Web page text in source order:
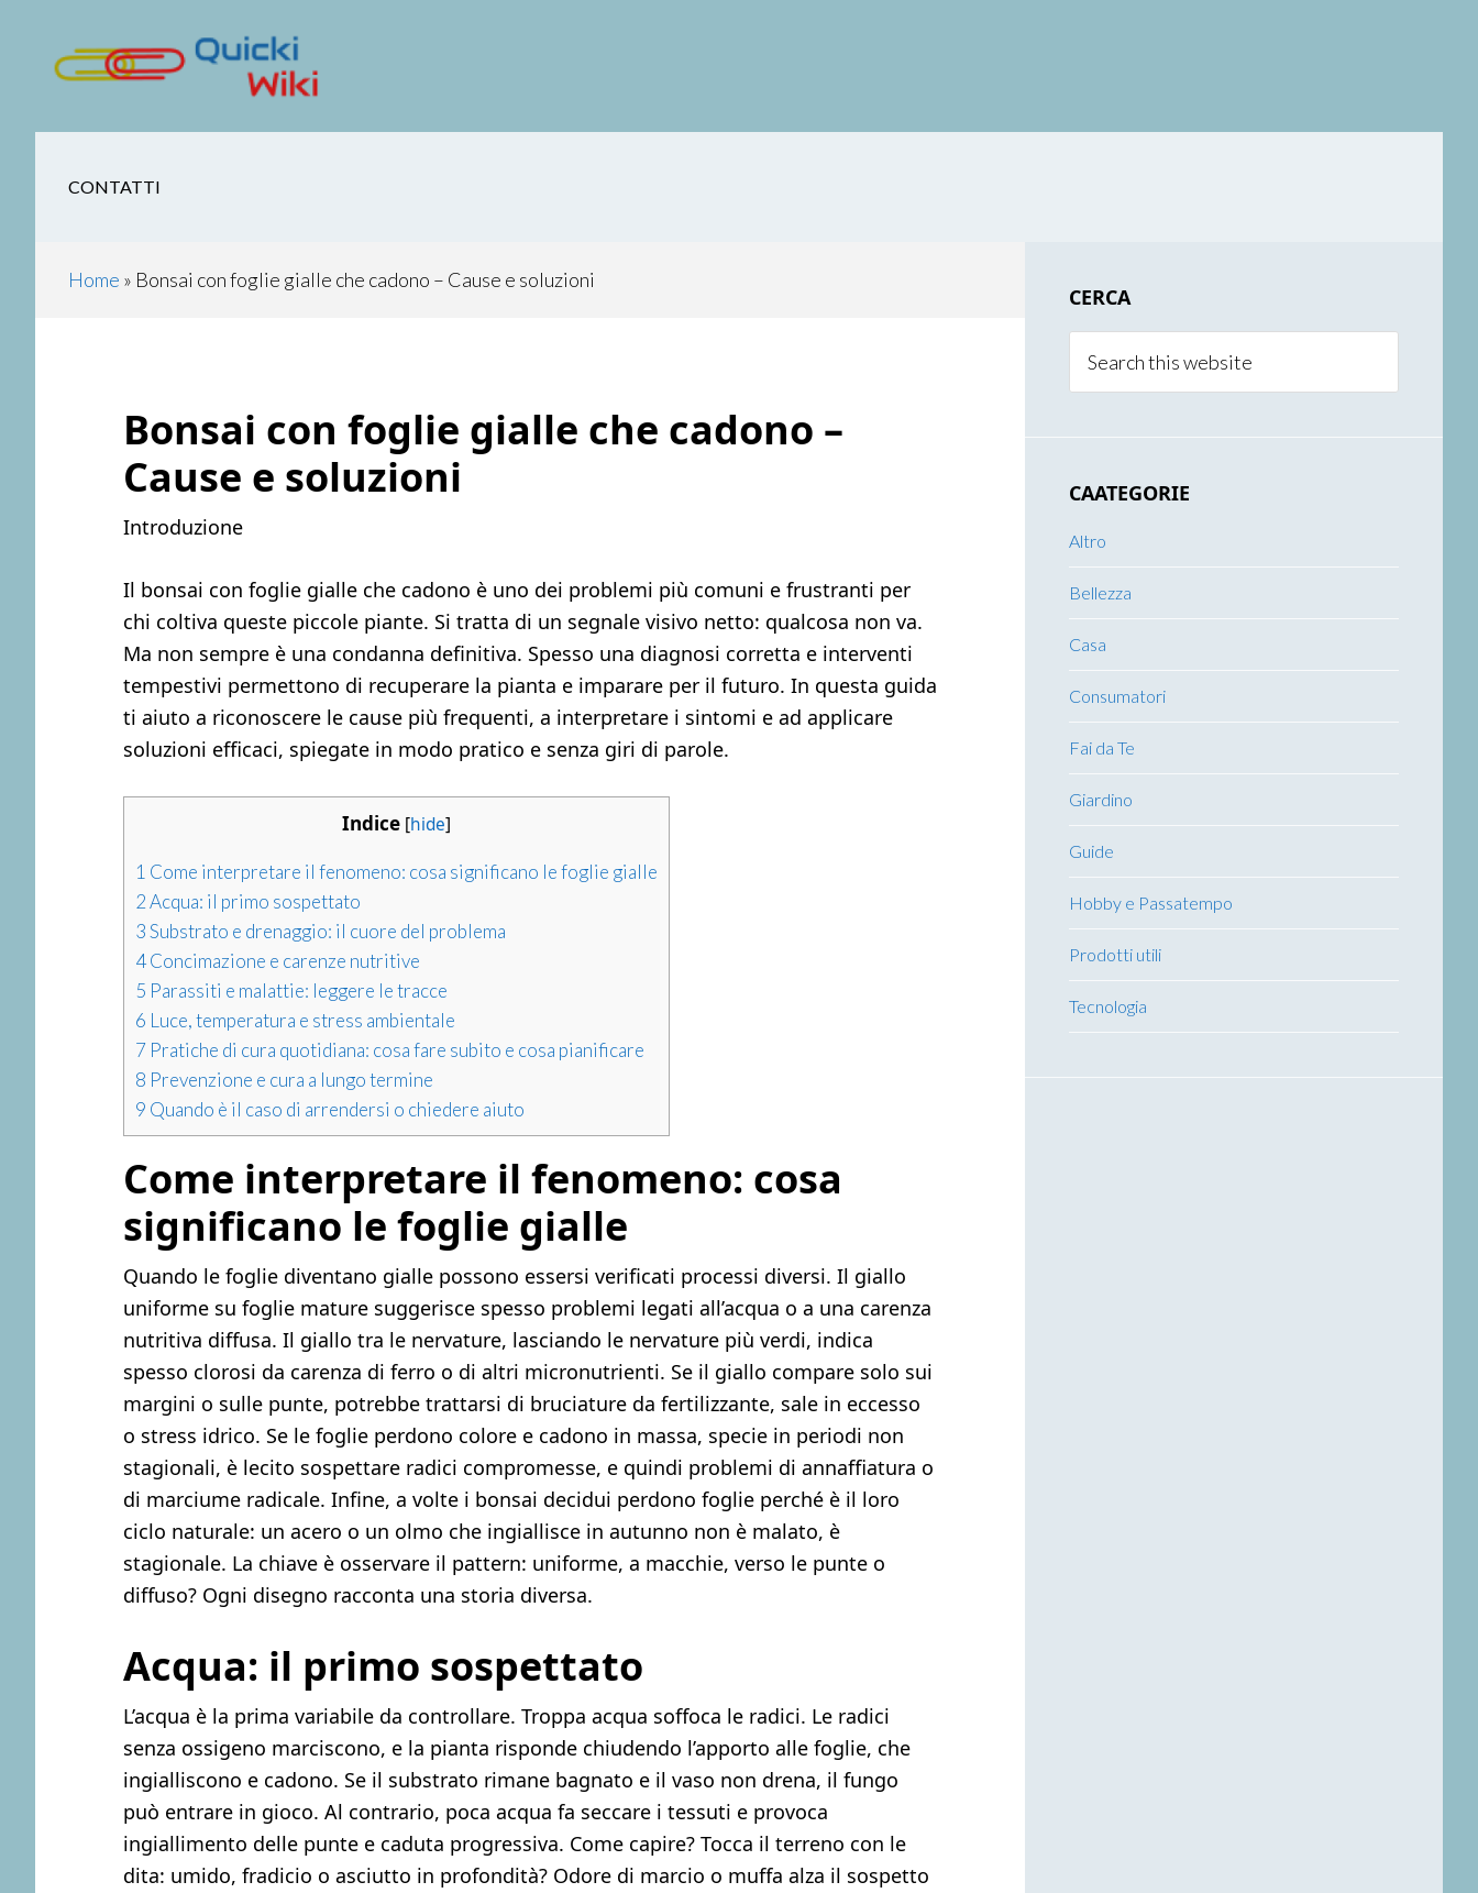
secondary
primary
footer
CONTATTI
Home » Bonsai con foglie gialle che cadono​​ – Cause e soluzioni
Bonsai con foglie gialle che cadono​​ –
Cause e soluzioni
Introduzione
Il bonsai con foglie gialle che cadono è uno dei problemi più comuni e frustranti per
chi coltiva queste piccole piante. Si tratta di un segnale visivo netto: qualcosa non va.
Ma non sempre è una condanna definitiva. Spesso una diagnosi corretta e interventi
tempestivi permettono di recuperare la pianta e imparare per il futuro. In questa guida
ti aiuto a riconoscere le cause più frequenti, a interpretare i sintomi e ad applicare
soluzioni efficaci, spiegate in modo pratico e senza giri di parole.
Indice [hide]
1 Come interpretare il fenomeno: cosa significano le foglie gialle
2Acqua: il primo sospettato
3Substrato e drenaggio: il cuore del problema
4Concimazione e carenze nutritive
5 Parassiti e malattie: leggere le tracce
6 Luce, temperatura e stress ambientale
7 Pratiche di cura quotidiana: cosa fare subito e cosa pianificare
8 Prevenzione e cura a lungo termine
9 Quando è il caso di arrendersi o chiedere aiuto
Come interpretare il fenomeno: cosa
significano le foglie gialle
Quando le foglie diventano gialle possono essersi verificati processi diversi. Il giallo
uniforme su foglie mature suggerisce spesso problemi legati all’acqua o a una carenza
nutritiva diffusa. Il giallo tra le nervature, lasciando le nervature più verdi, indica
spesso clorosi da carenza di ferro o di altri micronutrienti. Se il giallo compare solo sui
margini o sulle punte, potrebbe trattarsi di bruciature da fertilizzante, sale in eccesso
o stress idrico. Se le foglie perdono colore e cadono in massa, specie in periodi non
stagionali, è lecito sospettare radici compromesse, e quindi problemi di annaffiatura o
di marciume radicale. Infine, a volte i bonsai decidui perdono foglie perché è il loro
ciclo naturale: un acero o un olmo che ingiallisce in autunno non è malato, è
stagionale. La chiave è osservare il pattern: uniforme, a macchie, verso le punte o
diffuso? Ogni disegno racconta una storia diversa.
Acqua: il primo sospettato
L’acqua è la prima variabile da controllare. Troppa acqua soffoca le radici. Le radici
senza ossigeno marciscono, e la pianta risponde chiudendo l’apporto alle foglie, che
ingialliscono e cadono. Se il substrato rimane bagnato e il vaso non drena, il fungo
può entrare in gioco. Al contrario, poca acqua fa seccare i tessuti e provoca
ingiallimento delle punte e caduta progressiva. Come capire? Tocca il terreno con le
dita: umido, fradicio o asciutto in profondità? Odore di marcio o muffa alza il sospetto
Sidebar
CERCA
this
CAATEGORIE
Altro
Bellezza
Casa
Consumatori
Fai da Te
Giardino
Guide
Hobby e Passatempo
Prodotti utili
Tecnologia